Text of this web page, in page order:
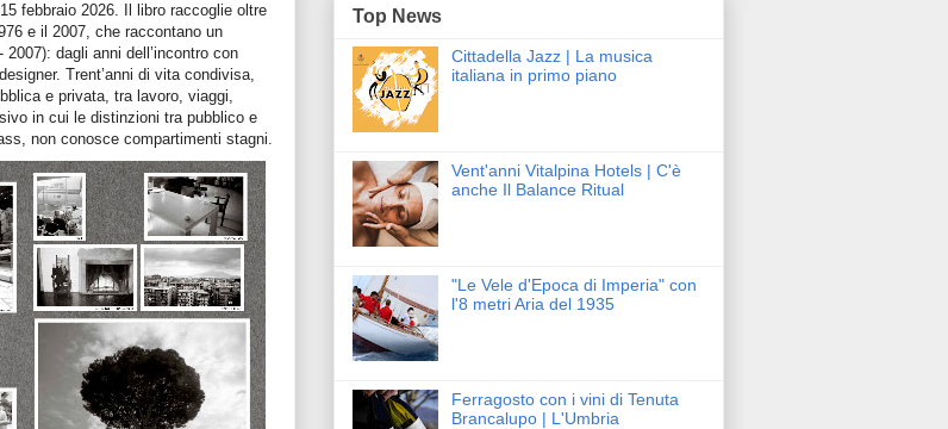
febbraio 2026. Il libro raccoglie oltre
e il 2007, che raccontano un
dagli anni dell’incontro con
Trent’anni di vita condivisa,
e privata, tra lavoro, viaggi,
in cui le distinzioni tra pubblico e
non conosce compartimenti stagni.
Top News
Cittadella Jazz | La musica
italiana in primo piano
Vent'anni Vitalpina Hotels | C'è
anche Il Balance Ritual
"Le Vele d'Epoca di Imperia" con
l'8 metri Aria del 1935
Ferragosto con i vini di Tenuta
Brancalupo | L'Umbria